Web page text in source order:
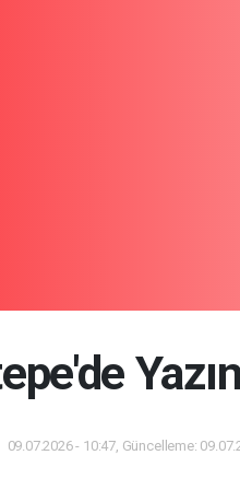
09.07.2026 - 10:47, Güncelleme: